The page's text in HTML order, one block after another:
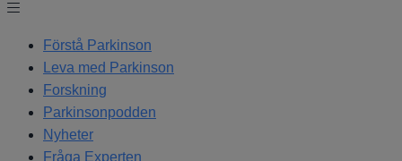
Förstå Parkinson
Leva med Parkinson
Forskning
Parkinsonpodden
Nyheter
Fråga Experten